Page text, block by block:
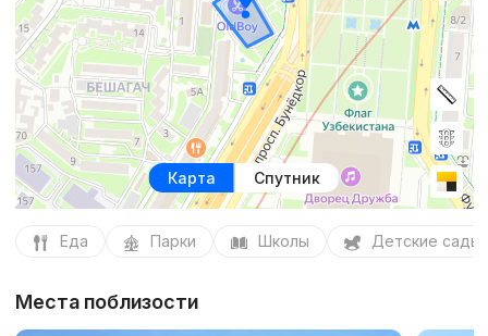
Карта Спутник
Еда Парки Школы Детские сады
Места поблизости